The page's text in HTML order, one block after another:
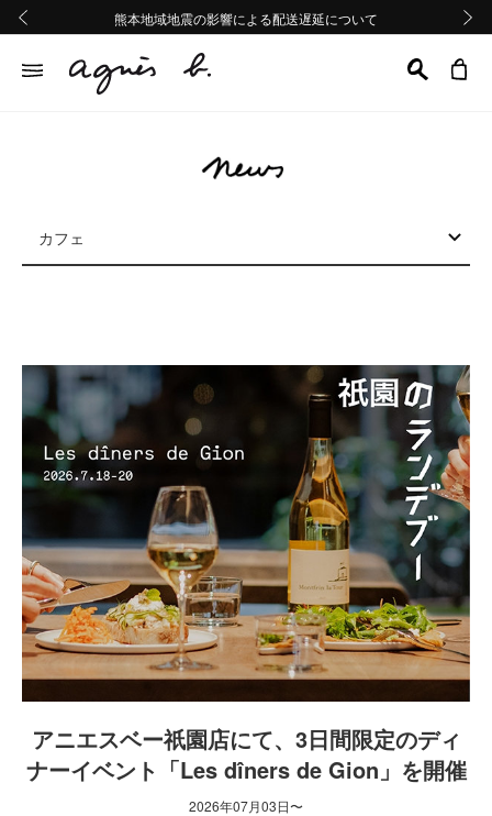
熊本地域地震の影響による配送遅延について
Summer Sale 2buy10%OFF!!
熊本地域地震の影響による配送遅延について
Summer Sale 2buy10%OFF!!
カフェ
アニエスベー祇園店にて、3日間限定のディ
ナーイベント「Les dîners de Gion」を開催
2026年07月03日〜